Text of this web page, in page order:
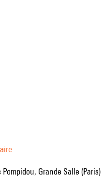
Pompidou, Grande Salle (Paris)